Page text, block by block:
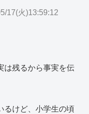
17(火)13:59:12
は残るから事実を伝
るけど、小学生の頃